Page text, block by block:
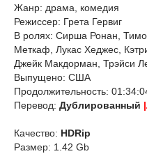
Жанр: драма, комедия
Режиссер: Грета Гервиг
В ролях: Сирша Ронан,
Меткаф, Лукас Хеджес,
Джейк Макдорман, Трэйси
Выпущено: США
Продолжительность:
Перевод: Дублированный
Качество: HDRip
Размер: 1.42 Gb